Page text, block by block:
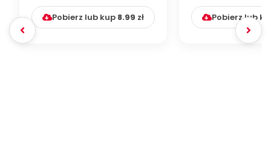
Pobierz lub kup 8.99 zł Pobierz lub